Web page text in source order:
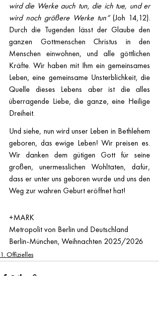
wird die Werke auch tun, die ich tue, und er
wird noch größere Werke tun“ (Joh 14,12).
Durch die Tugenden lässt der Glaube den
ganzen Gottmenschen Christus in den
Menschen einwohnen, und alle göttlichen
Kräfte. Wir haben mit Ihm ein gemeinsames
Leben, eine gemeinsame Unsterblichkeit, die
Quelle dieses Lebens aber ist die alles
überragende Liebe, die ganze, eine Heilige
Dreiheit.
Und siehe, nun wird unser Leben in Bethlehem
geboren, das ewige Leben! Wir preisen es.
Wir danken dem gütigen Gott für seine
großen, unermesslichen Wohltaten, dafür,
dass er unter uns geboren wurde und uns den
Weg zur wahren Geburt eröffnet hat!
+MARK
Metropolit von Berlin und Deutschland
Berlin-München, Weihnachten 2025/2026
1. Offizielles